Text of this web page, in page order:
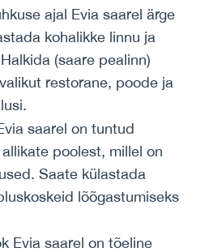
ajal Evia saarel ärge
kohalikke linnu ja
(saare pealinn)
restorane, poode ja
saarel on tuntud
poolest, millel on
Saate külastada
lõõgastumiseks
Evia saarel on tõeline